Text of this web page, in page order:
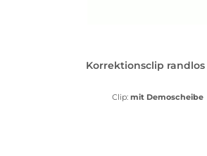
Clip: mit Demoscheibe